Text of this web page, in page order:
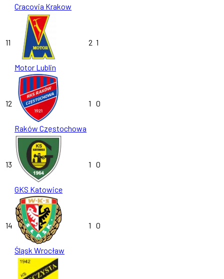
Cracovia Krakow
11
Motor Lublin
2 1
12
Raków Częstochowa
1 0
13
GKS Katowice
1 0
14
Śląsk Wrocław
1 0